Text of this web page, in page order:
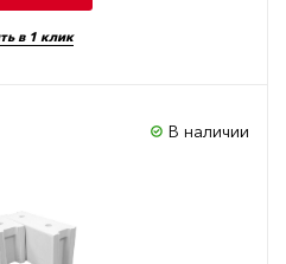
в 1 клик
В наличии